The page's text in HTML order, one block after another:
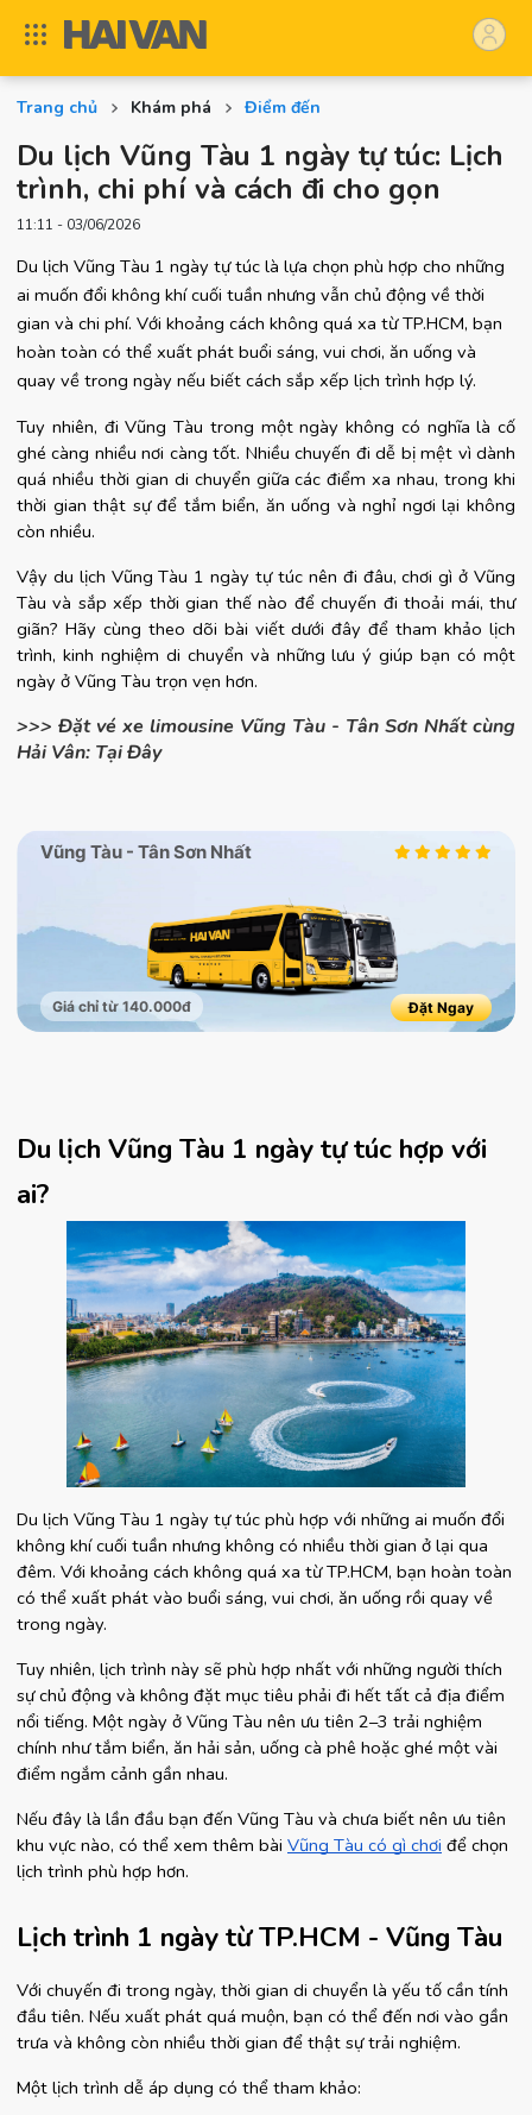
Trang chủ Khám phá Điểm đến
Du lịch Vũng Tàu 1 ngày tự túc: Lịch
trình, chi phí và cách đi cho gọn
11:11 - 03/06/2026
Du lịch Vũng Tàu 1 ngày tự túc là lựa chọn phù hợp cho những
ai muốn đổi không khí cuối tuần nhưng vẫn chủ động về thời
gian và chi phí. Với khoảng cách không quá xa từ TP.HCM, bạn
hoàn toàn có thể xuất phát buổi sáng, vui chơi, ăn uống và
quay về trong ngày nếu biết cách sắp xếp lịch trình hợp lý.
Tuy nhiên, đi Vũng Tàu trong một ngày không có nghĩa là cố
ghé càng nhiều nơi càng tốt. Nhiều chuyến đi dễ bị mệt vì dành
quá nhiều thời gian di chuyển giữa các điểm xa nhau, trong khi
thời gian thật sự để tắm biển, ăn uống và nghỉ ngơi lại không
còn nhiều.
Vậy du lịch Vũng Tàu 1 ngày tự túc nên đi đâu, chơi gì ở Vũng
Tàu và sắp xếp thời gian thế nào để chuyến đi thoải mái, thư
giãn? Hãy cùng theo dõi bài viết dưới đây để tham khảo lịch
trình, kinh nghiệm di chuyển và những lưu ý giúp bạn có một
ngày ở Vũng Tàu trọn vẹn hơn.
>>> Đặt vé xe limousine Vũng Tàu - Tân Sơn Nhất cùng
Hải Vân: Tại Đây
Du lịch Vũng Tàu 1 ngày tự túc hợp với
ai?
Du lịch Vũng Tàu 1 ngày tự túc phù hợp với những ai muốn đổi
không khí cuối tuần nhưng không có nhiều thời gian ở lại qua
đêm. Với khoảng cách không quá xa từ TP.HCM, bạn hoàn toàn
có thể xuất phát vào buổi sáng, vui chơi, ăn uống rồi quay về
trong ngày.
Tuy nhiên, lịch trình này sẽ phù hợp nhất với những người thích
sự chủ động và không đặt mục tiêu phải đi hết tất cả địa điểm
nổi tiếng. Một ngày ở Vũng Tàu nên ưu tiên 2–3 trải nghiệm
chính như tắm biển, ăn hải sản, uống cà phê hoặc ghé một vài
điểm ngắm cảnh gần nhau.
Nếu đây là lần đầu bạn đến Vũng Tàu và chưa biết nên ưu tiên
khu vực nào, có thể xem thêm bài Vũng Tàu có gì chơi để chọn
lịch trình phù hợp hơn.
Lịch trình 1 ngày từ TP.HCM - Vũng Tàu
Với chuyến đi trong ngày, thời gian di chuyển là yếu tố cần tính
đầu tiên. Nếu xuất phát quá muộn, bạn có thể đến nơi vào gần
trưa và không còn nhiều thời gian để thật sự trải nghiệm.
Một lịch trình dễ áp dụng có thể tham khảo: